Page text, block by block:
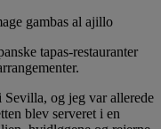
tapas-restauranter
Sevilla, og jeg var allerede
blev serveret i en